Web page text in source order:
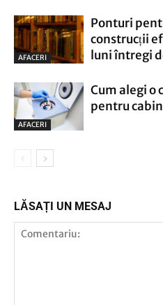
AFACERI
Ponturi
construcții
luni întregi
AFACERI
Cum alegi o
pentru
LĂSAȚI UN MESAJ